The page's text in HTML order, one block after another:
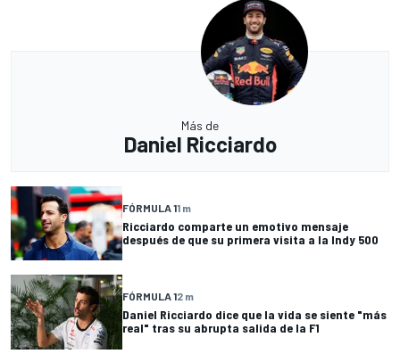
Más de
Daniel Ricciardo
FÓRMULA 11 m
Ricciardo comparte un emotivo mensaje
después de que su primera visita a la Indy 500
FÓRMULA 12 m
Daniel Ricciardo dice que la vida se siente "más
real" tras su abrupta salida de la F1